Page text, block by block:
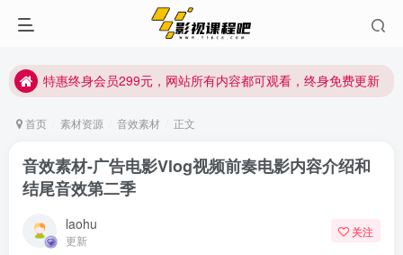
特惠终身会员299元，网站所有内容都可观看，终身免费更新
特惠终身会员299元，网站所有内容都可观看，终身免费更新
首页 素材资源 音效素材 正文
音效素材-广告电影Vlog视频前奏电影内容介绍和
结尾音效第二季
laohu
更新
关注